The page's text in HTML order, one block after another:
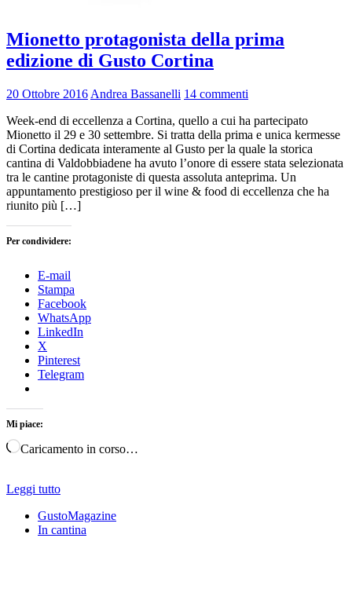
Mionetto protagonista della prima
edizione di Gusto Cortina
20 Ottobre 2016 Andrea Bassanelli 14 commenti
Week-end di eccellenza a Cortina, quello a cui ha partecipato
Mionetto il 29 e 30 settembre. Si tratta della prima e unica kermesse
di Cortina dedicata interamente al Gusto per la quale la storica
cantina di Valdobbiadene ha avuto l’onore di essere stata selezionata
tra le cantine protagoniste di questa assoluta anteprima. Un
appuntamento prestigioso per il wine & food di eccellenza che ha
riunito più […]
Per condividere:
E-mail
Stampa
Facebook
WhatsApp
LinkedIn
X
Pinterest
Telegram
Mi piace:
Caricamento in corso…
Leggi tutto
GustoMagazine
In cantina